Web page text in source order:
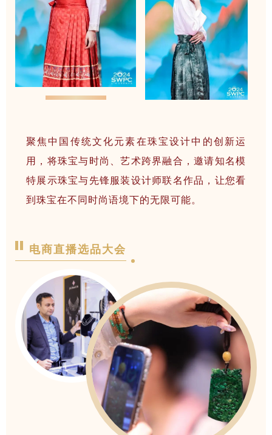
聚焦中国传统文化元素在珠宝设计中的创新运
用， 将珠宝与时尚、艺术跨界融合，邀请知名模
特展示珠宝与先锋服装设计师联名作品，让您看
到珠宝在不同时尚语境下的无限可能。
电商直播选品大会